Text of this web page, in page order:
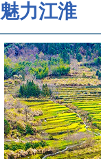
魅力江淮